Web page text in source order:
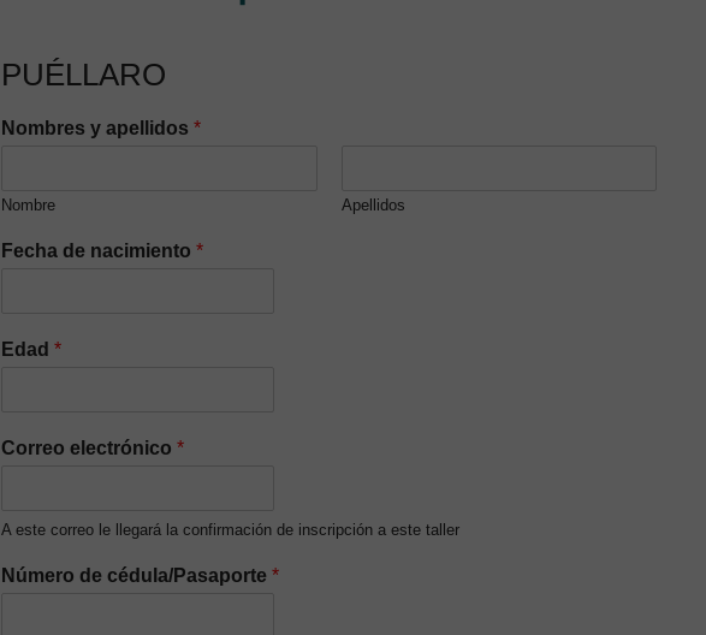
PUÉLLARO
Nombres y apellidos *
Nombre Apellidos
Fecha de nacimiento *
Edad *
Correo electrónico *
A este correo le llegará la confirmación de inscripción a este taller
Número de cédula/Pasaporte *